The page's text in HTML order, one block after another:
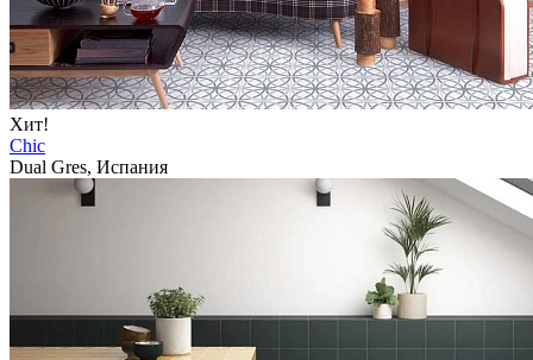
Хит!
Chic
Dual Gres, Испания